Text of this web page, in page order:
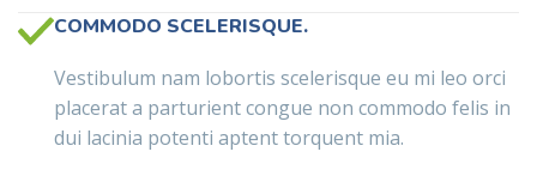
COMMODO SCELERISQUE.
Vestibulum nam lobortis scelerisque eu mi leo orci
placerat a parturient congue non commodo felis in
dui lacinia potenti aptent torquent mia.